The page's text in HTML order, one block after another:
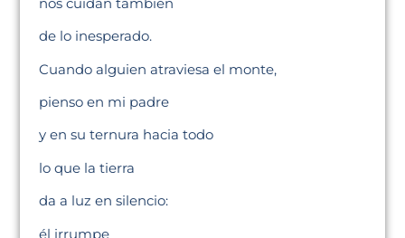
de lo inesperado.
Cuando alguien atraviesa el monte,
pienso en mi padre
y en su ternura hacia todo
lo que la tierra
da a luz en silencio:
él irrumpe